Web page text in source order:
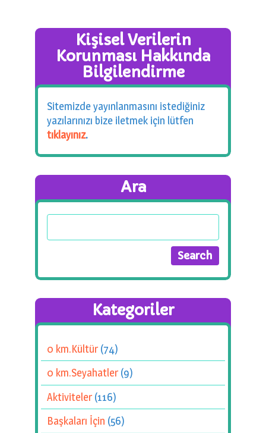
Kişisel Verilerin
Korunması Hakkında
Bilgilendirme
Sitemizde yayınlanmasını istediğiniz
yazılarınızı bize iletmek için lütfen
tıklayınız.
Ara
Kategoriler
0 km.Kültür(74)
0 km.Seyahatler(9)
Aktiviteler(116)
Başkaları İçin (56)